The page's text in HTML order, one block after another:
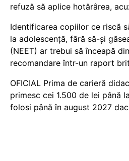
refuză să aplice hotărârea,
Identificarea copiilor ce riscă
la adolescență, fără să-și
(NEET) ar trebui să înceapă
recomandare într-un raport
OFICIAL Prima de carieră
primesc cei 1.500 de lei până
folosi până în august 2027